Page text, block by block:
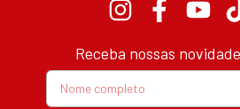
Receba nossas